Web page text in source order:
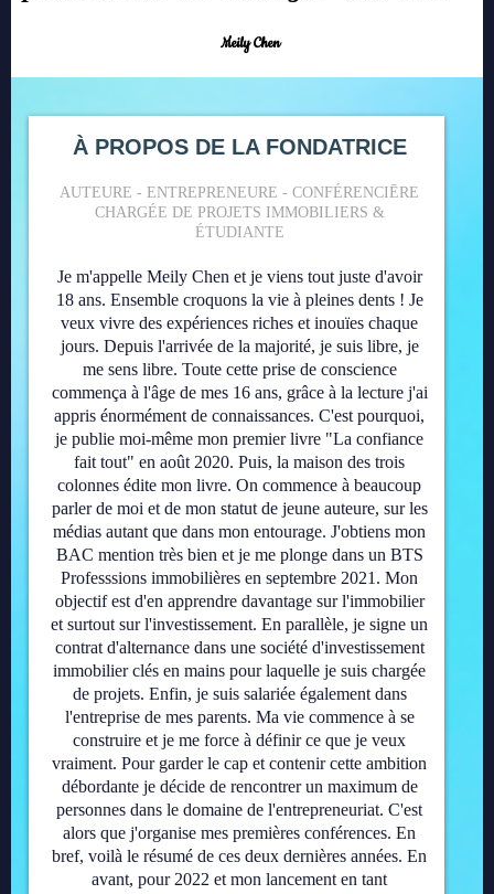
Meily Chen
À PROPOS DE LA FONDATRICE
AUTEURE - ENTREPRENEURE - CONFÉRENCIĒRE
CHARGÉE DE PROJETS IMMOBILIERS &
ÉTUDIANTE
Je m'appelle Meily Chen et je viens tout juste d'avoir
18 ans. Ensemble croquons la vie à pleines dents ! Je
veux vivre des expériences riches et inouïes chaque
jours. Depuis l'arrivée de la majorité, je suis libre, je
me sens libre. Toute cette prise de conscience
commença à l'âge de mes 16 ans, grâce à la lecture j'ai
appris énormément de connaissances. C'est pourquoi,
je publie moi-même mon premier livre "La confiance
fait tout" en août 2020. Puis, la maison des trois
colonnes édite mon livre. On commence à beaucoup
parler de moi et de mon statut de jeune auteure, sur les
médias autant que dans mon entourage. J'obtiens mon
BAC mention très bien et je me plonge dans un BTS
Professsions immobilières en septembre 2021. Mon
objectif est d'en apprendre davantage sur l'immobilier
et surtout sur l'investissement. En parallèle, je signe un
contrat d'alternance dans une société d'investissement
immobilier clés en mains pour laquelle je suis chargée
de projets. Enfin, je suis salariée également dans
l'entreprise de mes parents. Ma vie commence à se
construire et je me force à définir ce que je veux
vraiment. Pour garder le cap et contenir cette ambition
débordante je décide de rencontrer un maximum de
personnes dans le domaine de l'entrepreneuriat. C'est
alors que j'organise mes premières conférences. En
bref, voilà le résumé de ces deux dernières années. En
avant, pour 2022 et mon lancement en tant